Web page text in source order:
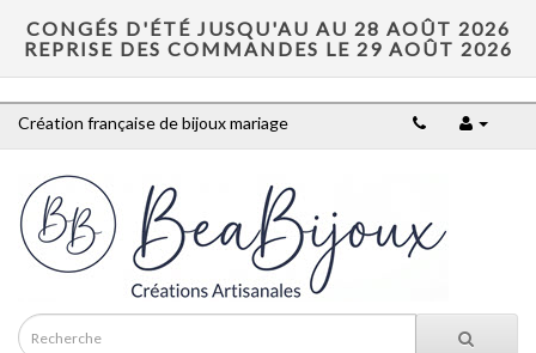
CONGÉS D'ÉTÉ JUSQU'AU AU 28 AOÛT 2026
REPRISE DES COMMANDES LE 29 AOÛT 2026
Création française de bijoux mariage